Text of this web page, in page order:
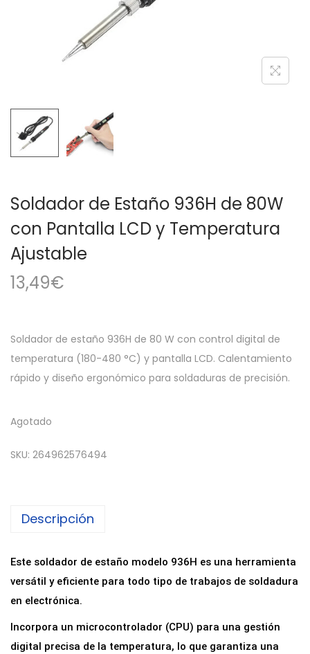
Soldador de Estaño 936H de 80W
con Pantalla LCD y Temperatura
Ajustable
13,49€
Soldador de estaño 936H de 80 W con control digital de
temperatura (180-480 °C) y pantalla LCD. Calentamiento
rápido y diseño ergonómico para soldaduras de precisión.
Agotado
SKU: 264962576494
Descripción
Este soldador de estaño modelo 936H es una herramienta
versátil y eficiente para todo tipo de trabajos de soldadura
en electrónica.
Incorpora un microcontrolador (CPU) para una gestión
digital precisa de la temperatura, lo que garantiza una